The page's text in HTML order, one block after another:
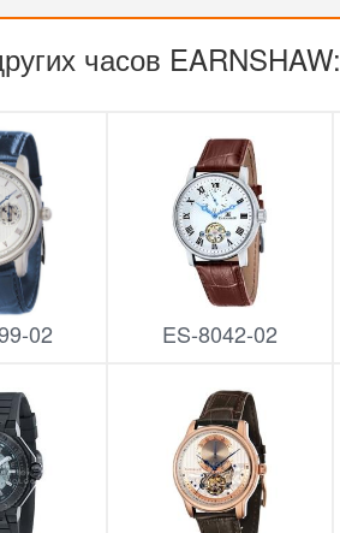
часов EARNSHAW:
02 ES-8042-02